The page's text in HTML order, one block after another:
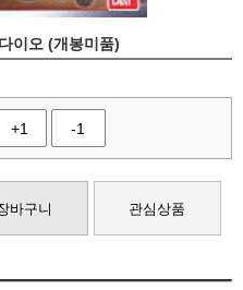
이오 (개봉미품)
+1 -1
바구니 관심상품